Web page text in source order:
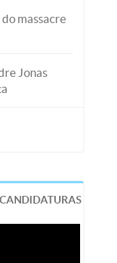
massacre
Jonas
CANDIDATURAS